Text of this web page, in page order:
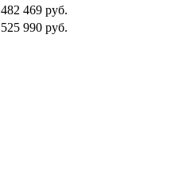
482 469 руб.
525 990 руб.